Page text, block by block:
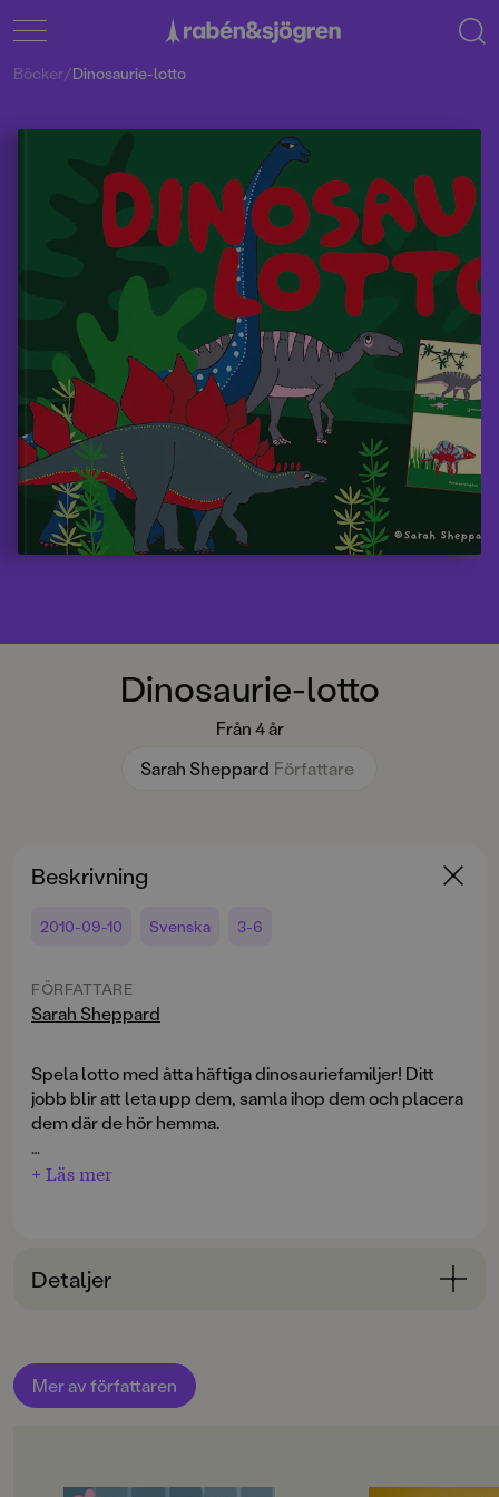
Dinosaurie-lotto
Från 4 år
Sarah Sheppard Författare
Böcker/Dinosaurie-lotto
Beskrivning
2010-09-10 Svenska 3-6
FÖRFATTARE
Sarah Sheppard
Spela lotto med åtta häftiga dinosauriefamiljer! Ditt
jobb blir att leta upp dem, samla ihop dem och placera
dem där de hör hemma.
Läs boken
+ Läs mer
Detaljer
ÅLDERSGRUPP
3-6
Mer av författaren